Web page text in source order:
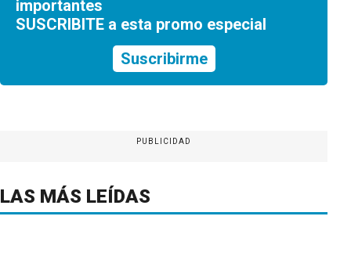
importantes
SUSCRIBITE a esta promo especial
Suscribirme
PUBLICIDAD
LAS MÁS LEÍDAS